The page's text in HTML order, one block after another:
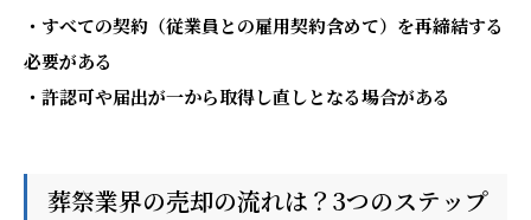
・すべての契約（従業員との雇用契約含めて）を再締結する
必要がある
・許認可や届出が一から取得し直しとなる場合がある
葬祭業界の売却の流れは？3つのステップ